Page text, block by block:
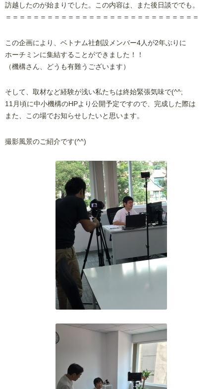
訪越したのが始まりでした。この内容は、また後日談ででも。
＝＝＝＝＝＝＝＝＝＝＝＝＝＝＝＝＝＝＝＝＝＝＝＝＝＝＝＝
この企画により、ベトナム社創設メンバー4人が2年ぶりに
ホーチミンに集結することができました！！
（機構さん、どうも有難うございます）
そして、取材など経験が浅い私たちは終始緊張気味で(^^;
11月頃に中小機構のHPより公開予定ですので、完成した際は
また、この場でお知らせしたいと思います。
撮影風景のご紹介です(^^)